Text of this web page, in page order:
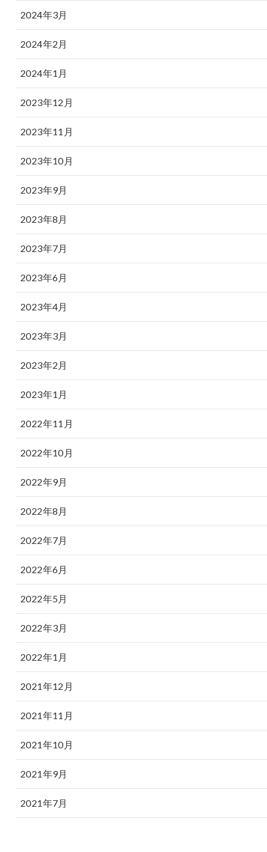
2024年3月
2024年2月
2024年1月
2023年12月
2023年11月
2023年10月
2023年9月
2023年8月
2023年7月
2023年6月
2023年4月
2023年3月
2023年2月
2023年1月
2022年11月
2022年10月
2022年9月
2022年8月
2022年7月
2022年6月
2022年5月
2022年3月
2022年1月
2021年12月
2021年11月
2021年10月
2021年9月
2021年7月